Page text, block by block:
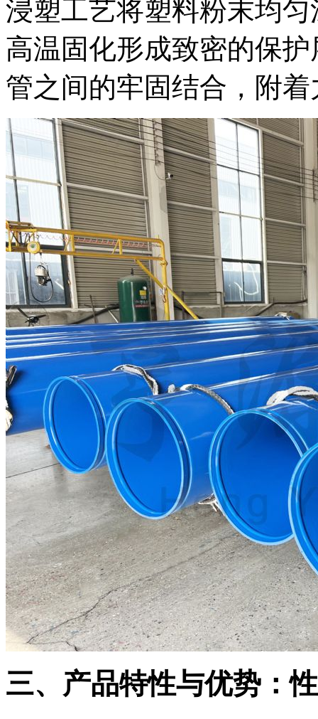
浸塑工艺将塑料粉末均
高温固化形成致密的保
管之间的牢固结合，附
三、产品特性与优势：